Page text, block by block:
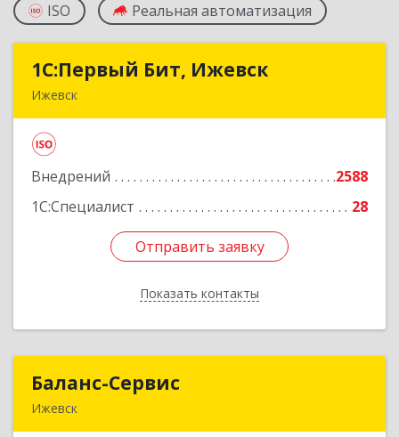
ISO Реальная автоматизация
1С:Первый Бит, Ижевск
Ижевск
Внедрений
2588
1С:Специалист
28
Отправить заявку
Показать контакты
1С:Первый Бит, Ижевск
Подробнее
Отправить заявку
Назад
Баланс-Сервис
Ижевск